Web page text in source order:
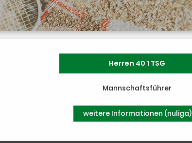
Herren 40 1 TSG
Mannschaftsführer
weitere Informationen (nuliga)